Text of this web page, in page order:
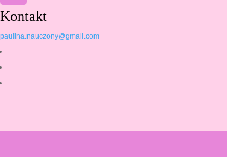
Kontakt
paulina.nauczony@gmail.com